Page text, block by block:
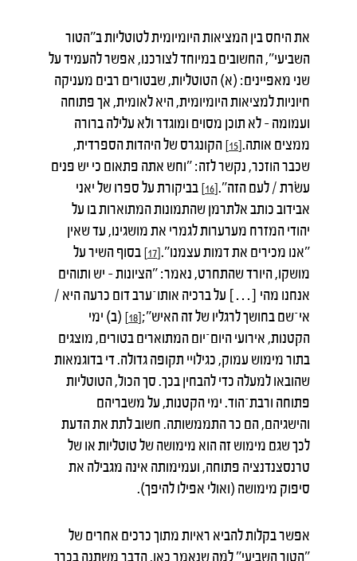
את היחס בין המציאות היומיומית לטוטליות ב"הטור
השביעי", החשובים במיוחד לצורכנו, אפשר להעמיד על
שני מאפיינים: (א) הטוטליות, שבטורים רבים מעניקה
חיוניות למציאות היומיומית, היא לאומית, אך פתוחה
ועמומה – לא תוכן מסוים ומוגדר ולא עלילה ברורה
ממצים אותה.[15]
הקונגרס של היהדות הספרדית,
שכבר הוזכר, נקשר לזה: "וחש אתה פתאום כי יש פנים
עשׂרת / לעם הזה".[16]
בביקורת על ספרו של יאני
אבידוב כותב אלתרמן שהתמונות המתוארות בו על
יהודי המזרח מערערות לגמרי את מושגינו, עד שאין
"אנו מכירים את דמות עצמנו".[17]
בסוף השיר על
מושקו, היורד שהתחרט, נאמר: "הציונות – יש ותוהים
אנחנו מהי […] על ברכיה אותו־ערב דום כרעה היא /
אי־שם בחושך לרגליו של זה האיש";[18]
(ב) ימי
הקטנות, אירועי היום־יום המתוארים בטורים, מוצגים
בתור מימוש עמוק, כגילויי תקופה גדולה. די בדוגמאות
שהובאו למעלה כדי להבחין בכך. סך הכול, הטוטליות
פתוחה ורבת־הוד. ימי הקטנות, על משבריהם
והישגיהם, הם כר התממשותה. חשוב לתת את הדעת
לכך שגם מימוש זה הוא מימושה של טוטליות או של
טרנסצנדנציה פתוחה, ועמימותה אינה מגבילה את
סיפוק מימושה (ואולי אפילו להיפך).
אפשר בקלות להביא ראיות מתוך כרכים אחרים של
"הטור השביעי" למה שנאמר כאן. הדבר משתנה בכרך